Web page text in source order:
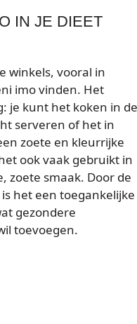
IN JE DIEET
winkels, vooral in
imo vinden. Het
je kunt het koken in de
serveren of het in
zoete en kleurrijke
ook vaak gebruikt in
zoete smaak. Door de
het een toegankelijke
gezondere
toevoegen.